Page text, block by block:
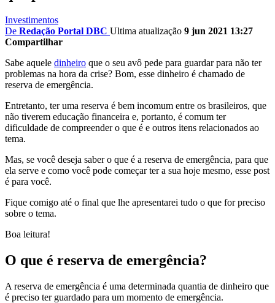
Investimentos
De Redação Portal DBC Ultima atualização 9 jun 2021 13:27
Compartilhar
Sabe aquele dinheiro que o seu avô pede para guardar para não ter
problemas na hora da crise? Bom, esse dinheiro é chamado de
reserva de emergência.
Entretanto, ter uma reserva é bem incomum entre os brasileiros, que
não tiverem educação financeira e, portanto, é comum ter
dificuldade de compreender o que é e outros itens relacionados ao
tema.
Mas, se você deseja saber o que é a reserva de emergência, para que
ela serve e como você pode começar ter a sua hoje mesmo, esse post
é para você.
Fique comigo até o final que lhe apresentarei tudo o que for preciso
sobre o tema.
Boa leitura!
O que é reserva de emergência?
A reserva de emergência é uma determinada quantia de dinheiro que
é preciso ter guardado para um momento de emergência.